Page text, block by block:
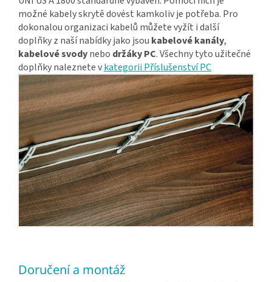
možné kabely skrytě dovést kamkoliv je potřeba. Pro
dokonalou organizaci kabelů můžete vyžít i další
doplňky z naší nabídky jako jsou kabelové kanály,
kabelové svodynebo držáky PC. Všechny tyto užitečné
doplňky naleznete vkategorii Příslušenství PC
Doručení a montáž